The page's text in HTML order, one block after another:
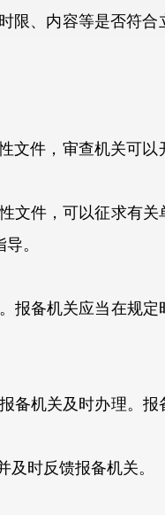
限、内容等是否符合
文件，审查机关可以
件，可以征求有关
。
报备机关应当在规定
备机关及时办理。报
时反馈报备机关。